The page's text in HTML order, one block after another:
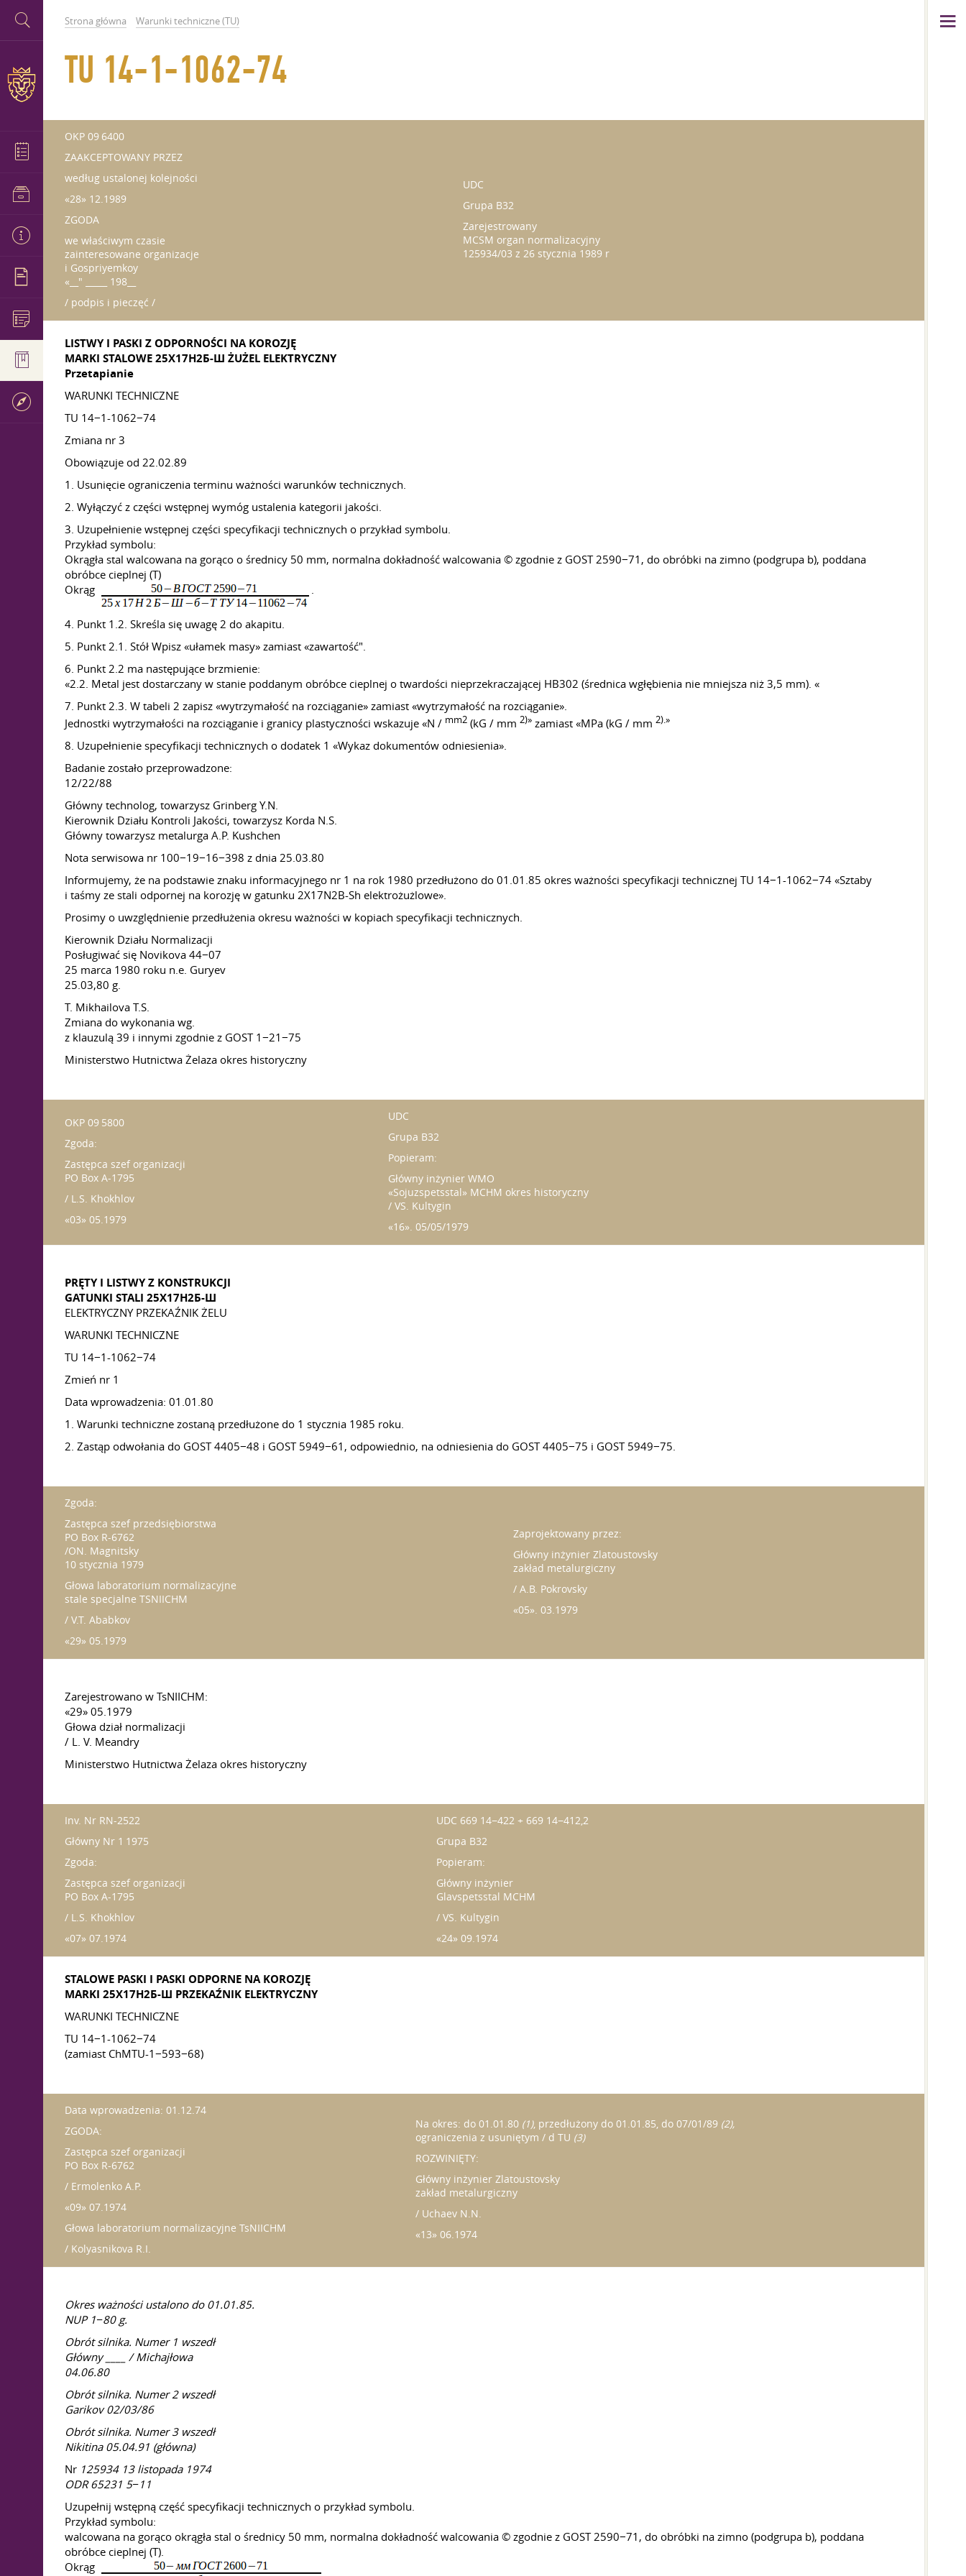
Strona główna Warunki techniczne (TU)
TU 14-1-1062-74
OKP 09 6400
ZAAKCEPTOWANY PRZEZ
według ustalonej kolejności
«28» 12.1989
ZGODA
we właściwym czasie
zainteresowane organizacje
i Gospriyemkoy
«__" _____ 198__
/ podpis i pieczęć /
UDC
Grupa B32
Zarejestrowany
MCSM organ normalizacyjny
125934/03 z 26 stycznia 1989 r
LISTWY I PASKI Z ODPORNOŚCI NA KOROZJĘ
MARKI STALOWE 25Х17Н2Б-Ш ŻUŻEL ELEKTRYCZNY
Przetapianie
WARUNKI TECHNICZNE
TU 14−1-1062−74
Zmiana nr 3
Obowiązuje od 22.02.89
1. Usunięcie ograniczenia terminu ważności warunków technicznych.
2. Wyłączyć z części wstępnej wymóg ustalenia kategorii jakości.
3. Uzupełnienie wstępnej części specyfikacji technicznych o przykład symbolu.
Przykład symbolu:
Okrągła stal walcowana na gorąco o średnicy 50 mm, normalna dokładność walcowania © zgodnie z GOST 2590−71, do obróbki na zimno (podgrupa b), poddana
obróbce cieplnej (T)
Okrąg
.
4. Punkt 1.2. Skreśla się uwagę 2 do akapitu.
5. Punkt 2.1. Stół Wpisz «ułamek masy» zamiast «zawartość".
6. Punkt 2.2 ma następujące brzmienie:
«2.2. Metal jest dostarczany w stanie poddanym obróbce cieplnej o twardości nieprzekraczającej HB302 (średnica wgłębienia nie mniejsza niż 3,5 mm). «
7. Punkt 2.3. W tabeli 2 zapisz «wytrzymałość na rozciąganie» zamiast «wytrzymałość na rozciąganie».
Jednostki wytrzymałości na rozciąganie i granicy plastyczności wskazuje «N / mm2 (kG / mm 2)» zamiast «MPa (kG / mm 2).»
8. Uzupełnienie specyfikacji technicznych o dodatek 1 «Wykaz dokumentów odniesienia».
Badanie zostało przeprowadzone:
12/22/88
Główny technolog, towarzysz Grinberg Y.N.
Kierownik Działu Kontroli Jakości, towarzysz Korda N.S.
Główny towarzysz metalurga A.P. Kushchen
Nota serwisowa nr 100−19−16−398 z dnia 25.03.80
Informujemy, że na podstawie znaku informacyjnego nr 1 na rok 1980 przedłużono do 01.01.85 okres ważności specyfikacji technicznej TU 14−1-1062−74 «Sztaby
i taśmy ze stali odpornej na korozję w gatunku 2X17N2B-Sh elektrożużlowe».
Prosimy o uwzględnienie przedłużenia okresu ważności w kopiach specyfikacji technicznych.
Kierownik Działu Normalizacji
Posługiwać się Novikova 44−07
25 marca 1980 roku n.e. Guryev
25.03,80 g.
T. Mikhailova T.S.
Zmiana do wykonania wg.
z klauzulą 39 i innymi zgodnie z GOST 1−21−75
Ministerstwo Hutnictwa Żelaza okres historyczny
OKP 09 5800
Zgoda:
Zastępca szef organizacji
PO Box A-1795
/ L.S. Khokhlov
«03» 05.1979
UDC
Grupa B32
Popieram:
Główny inżynier WMO
«Sojuzspetsstal» MCHM okres historyczny
/ VS. Kultygin
«16». 05/05/1979
PRĘTY I LISTWY Z KONSTRUKCJI
GATUNKI STALI 25Х17Н2Б-Ш
ELEKTRYCZNY PRZEKAŹNIK ŻELU
WARUNKI TECHNICZNE
TU 14−1-1062−74
Zmień nr 1
Data wprowadzenia: 01.01.80
1. Warunki techniczne zostaną przedłużone do 1 stycznia 1985 roku.
2. Zastąp odwołania do GOST 4405−48 i GOST 5949−61, odpowiednio, na odniesienia do GOST 4405−75 i GOST 5949−75.
Zgoda:
Zastępca szef przedsiębiorstwa
PO Box R-6762
/ON. Magnitsky
10 stycznia 1979
Głowa laboratorium normalizacyjne
stale specjalne TSNIICHM
/ V.T. Ababkov
«29» 05.1979
Zaprojektowany przez:
Główny inżynier Zlatoustovsky
zakład metalurgiczny
/ A.B. Pokrovsky
«05». 03.1979
Zarejestrowano w TsNIICHM:
«29» 05.1979
Głowa dział normalizacji
/ L. V. Meandry
Ministerstwo Hutnictwa Żelaza okres historyczny
Inv. Nr RN-2522
Główny Nr 1 1975
Zgoda:
Zastępca szef organizacji
PO Box A-1795
/ L.S. Khokhlov
«07» 07.1974
UDC 669 14−422 + 669 14−412,2
Grupa B32
Popieram:
Główny inżynier
Glavspetsstal MCHM
/ VS. Kultygin
«24» 09.1974
STALOWE PASKI I PASKI ODPORNE NA KOROZJĘ
MARKI 25Х17Н2Б-Ш PRZEKAŹNIK ELEKTRYCZNY
WARUNKI TECHNICZNE
TU 14−1-1062−74
(zamiast ChMTU-1−593−68)
Data wprowadzenia: 01.12.74
ZGODA:
Zastępca szef organizacji
PO Box R-6762
/ Ermolenko A.P.
«09» 07.1974
Głowa laboratorium normalizacyjne TsNIICHM
/ Kolyasnikova R.I.
Na okres: do 01.01.80 (1), przedłużony do 01.01.85, do 07/01/89 (2),
ograniczenia z usuniętym / d TU (3)
ROZWINIĘTY:
Główny inżynier Zlatoustovsky
zakład metalurgiczny
/ Uchaev N.N.
«13» 06.1974
Okres ważności ustalono do 01.01.85.
NUP 1−80 g.
Obrót silnika. Numer 1 wszedł
Główny ____ / Michajłowa
04.06.80
Obrót silnika. Numer 2 wszedł
Garikov 02/03/86
Obrót silnika. Numer 3 wszedł
Nikitina 05.04.91 (główna)
Nr 125934 13 listopada 1974
ODR 65231 5−11
Uzupełnij wstępną część specyfikacji technicznych o przykład symbolu.
Przykład symbolu:
walcowana na gorąco okrągła stal o średnicy 50 mm, normalna dokładność walcowania © zgodnie z GOST 2590−71, do obróbki na zimno (podgrupa b), poddana
obróbce cieplnej (T).
Okrąg